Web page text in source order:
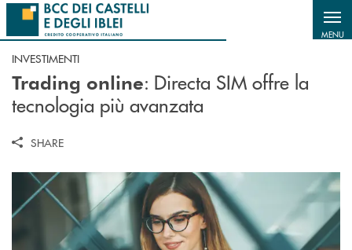
Salta al contenuto principale
MENU
INVESTIMENTI
Trading online: Directa SIM offre la
tecnologia più avanzata
SHARE